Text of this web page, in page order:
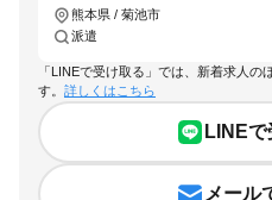
熊本県 / 菊池市
派遣
「LINEで受け取る」では、新着求人の
す。 詳しくはこちら
LINE
メール